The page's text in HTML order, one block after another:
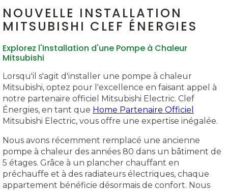
NOUVELLE INSTALLATION
MITSUBISHI CLEF ÉNERGIES
Explorez l'Installation d'une Pompe à Chaleur
Mitsubishi
Lorsqu'il s'agit d'installer une pompe à chaleur
Mitsubishi, optez pour l'excellence en faisant appel à
notre partenaire officiel Mitsubishi Electric. Clef
Énergies, en tant que Home Partenaire Officiel
Mitsubishi Electric, vous offre une expertise inégalée.
Nous avons récemment remplacé une ancienne
pompe à chaleur des années 80 dans un bâtiment de
5 étages. Grâce à un plancher chauffant en
préchauffe et à des radiateurs électriques, chaque
appartement bénéficie désormais de confort. Nous